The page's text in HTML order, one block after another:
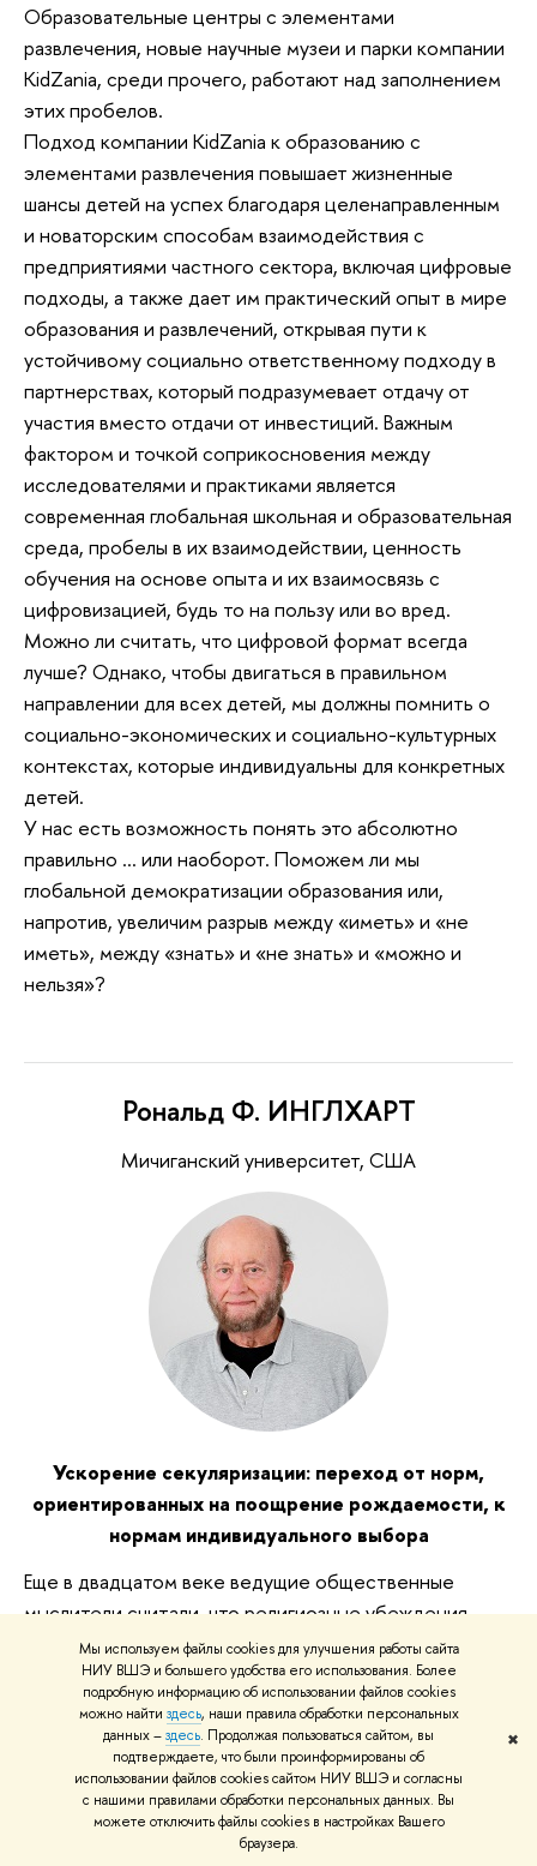
Мы используем файлы cookies для улучшения работы сайта
НИУ ВШЭ и большего удобства его использования. Более
подробную информацию об использовании файлов cookies
можно найти здесь, наши правила обработки персональных
данных –здесь. Продолжая пользоваться сайтом, вы
подтверждаете, что были проинформированы об
использовании файлов cookies сайтом НИУ ВШЭ и согласны
с нашими правилами обработки персональных данных. Вы
можете отключить файлы cookies в настройках Вашего
браузера.
✖
Образовательные центры с элементами
развлечения, новые научные музеи и парки компании
KidZania, среди прочего, работают над заполнением
этих пробелов.
Подход компании KidZania к образованию с
элементами развлечения повышает жизненные
шансы детей на успех благодаря целенаправленным
и новаторским способам взаимодействия с
предприятиями частного сектора, включая цифровые
подходы, а также дает им практический опыт в мире
образования и развлечений, открывая пути к
устойчивому социально ответственному подходу в
партнерствах, который подразумевает отдачу от
участия вместо отдачи от инвестиций. Важным
фактором и точкой соприкосновения между
исследователями и практиками является
современная глобальная школьная и образовательная
среда, пробелы в их взаимодействии, ценность
обучения на основе опыта и их взаимосвязь с
цифровизацией, будь то на пользу или во вред.
Можно ли считать, что цифровой формат всегда
лучше? Однако, чтобы двигаться в правильном
направлении для всех детей, мы должны помнить о
социально-экономических и социально-культурных
контекстах, которые индивидуальны для конкретных
детей.
У нас есть возможность понять это абсолютно
правильно … или наоборот. Поможем ли мы
глобальной демократизации образования или,
напротив, увеличим разрыв между «иметь» и «не
иметь», между «знать» и «не знать» и «можно и
нельзя»?
Рональд Ф. ИНГЛХАРТ
Мичиганский университет, США
Ускорение секуляризации: переход от норм,
ориентированных на поощрение рождаемости, к
нормам индивидуального выбора
Еще в двадцатом веке ведущие общественные
мыслители считали, что религиозные убеждения
будут терять силу по мере распространения научных
знаний и рациональности по всему миру. Рост
фундаменталистских движений во многих странах и
возрождение религиозности в большинстве бывших
коммунистических стран продемонстрировали, что
религия не исчезает, и даже возникают призывы к
«глобальному возрождению религии». Самый